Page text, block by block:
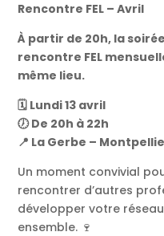
Rencontre FEL – Avril
À partir de 20h, la
rencontre FEL
même lieu.
🗓️ Lundi 13 avril
🕖 De 20h à 22h
📍 La Gerbe –
Un moment convivial
rencontrer d’autres
développer votre
ensemble. 🍷